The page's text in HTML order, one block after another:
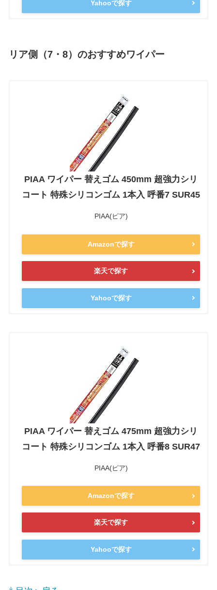
Yahooで探す
リア側（7・8）のおすすめワイパー
PIAA ワイパー 替えゴム 450mm 超強力シリ
コート 特殊シリコンゴム 1本入 呼番7 SUR45
PIAA(ピア)
Amazonで探す
楽天で探す
Yahooで探す
PIAA ワイパー 替えゴム 475mm 超強力シリ
コート 特殊シリコンゴム 1本入 呼番8 SUR47
PIAA(ピア)
Amazonで探す
楽天で探す
Yahooで探す